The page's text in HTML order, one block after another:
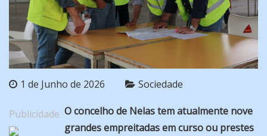
1 de Junho de 2026 Sociedade
Publicidade O concelho de Nelas tem atualmente nove
grandes empreitadas em curso ou prestes